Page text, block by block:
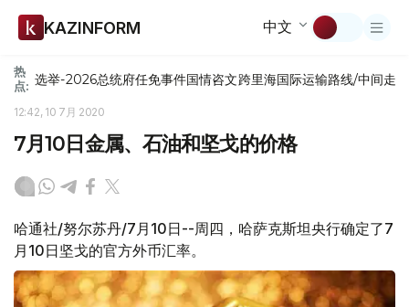
KAZINFORM 中文
热
点: 选举-2026总统府任免事件国情咨文跨里海国际运输路线/中间走廊
12:42, 10 7月 2020
7月10日金属、石油和坚戈的价格
哈通社/努尔苏丹/7月10日--周四，哈萨克斯坦央行确定了7
月10日坚戈的官方外币汇率。